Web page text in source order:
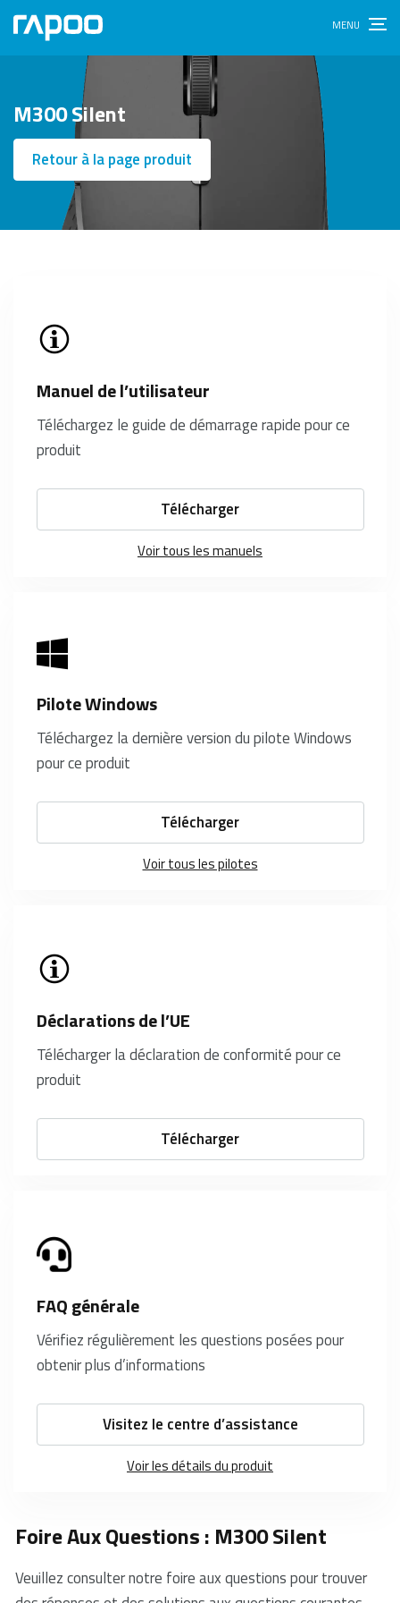
M300 Silent
Retour à la page produit
Manuel de l’utilisateur
Téléchargez le guide de démarrage rapide pour ce
produit
Télécharger
Voir tous les manuels
Pilote Windows
Téléchargez la dernière version du pilote Windows
pour ce produit
Télécharger
Voir tous les pilotes
Déclarations de l’UE
Télécharger la déclaration de conformité pour ce
produit
Télécharger
FAQ générale
Vérifiez régulièrement les questions posées pour
obtenir plus d’informations
Visitez le centre d’assistance
Voir les détails du produit
Foire Aux Questions : M300 Silent
Veuillez consulter notre foire aux questions pour trouver